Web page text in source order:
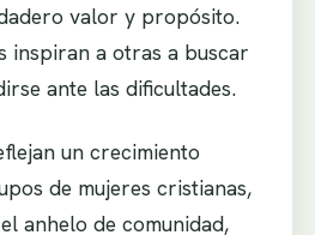
valor y propósito.
inspiran a otras a buscar
ante las dificultades.
un crecimiento
de mujeres cristianas,
anhelo de comunidad,